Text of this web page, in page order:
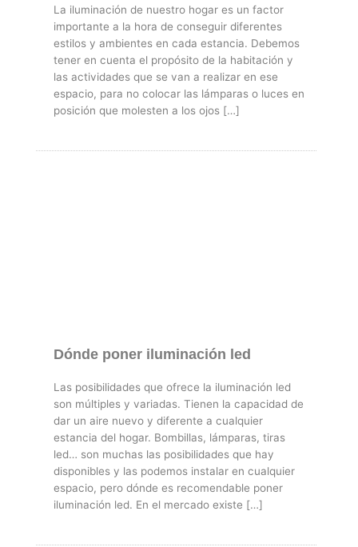
La iluminación de nuestro hogar es un factor
importante a la hora de conseguir diferentes
estilos y ambientes en cada estancia. Debemos
tener en cuenta el propósito de la habitación y
las actividades que se van a realizar en ese
espacio, para no colocar las lámparas o luces en
posición que molesten a los ojos […]
Dónde poner iluminación led
Las posibilidades que ofrece la iluminación led
son múltiples y variadas. Tienen la capacidad de
dar un aire nuevo y diferente a cualquier
estancia del hogar. Bombillas, lámparas, tiras
led… son muchas las posibilidades que hay
disponibles y las podemos instalar en cualquier
espacio, pero dónde es recomendable poner
iluminación led. En el mercado existe […]